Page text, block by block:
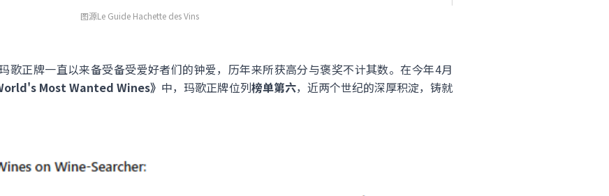
图源Le Guide Hachette des Vins
歌正牌一直以来备受备受爱好者们的钟爱，历年来所获高分与褒奖不计其数。在今年4月
Most Wanted Wines》 中，玛歌正牌位列榜单第六，近两个世纪的深厚积淀，铸就